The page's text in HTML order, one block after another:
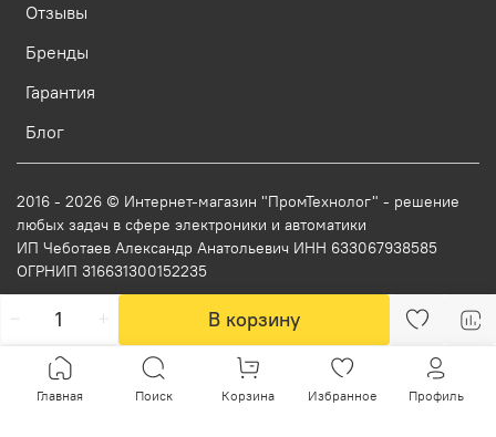
В корзину
Отзывы
Бренды
Гарантия
Блог
2016 - 2026 © Интернет-магазин "ПромТехнолог" - решение
любых задач в сфере электроники и автоматики
ИП Чеботаев Александр Анатольевич ИНН 633067938585
ОГРНИП 316631300152235
Главная Поиск Корзина Избранное Профиль